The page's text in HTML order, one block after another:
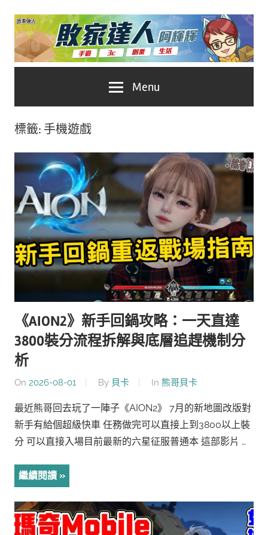
Skip
content
家
人
推
薦
No.1
遊
戲
科
技
媒
體。
Menu
標籤: 手機遊戲
《AION2》新手回鍋攻略：一天直達
3800裝分流程拆解與底層追趕機制分
析
On 2026-08-01 By 貝卡 In 熊哥貝卡
最近熊哥回去玩了一陣子《AION2》 7月的新地圖改版對
新手有給個超級快車 任務做完可以直接上到3800以上裝
分 可以直接入場目前最新的六星征服普通本 這部影片 …
繼續閱讀